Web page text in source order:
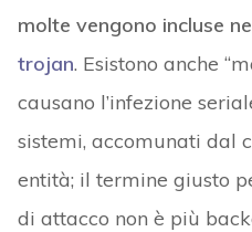
molte vengono incluse
trojan. Esistono anche
causano l’infezione
sistemi, accomunati dal
entità; il termine giusto
di attacco non è più